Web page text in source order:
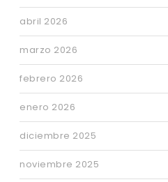
abril 2026
marzo 2026
febrero 2026
enero 2026
diciembre 2025
noviembre 2025